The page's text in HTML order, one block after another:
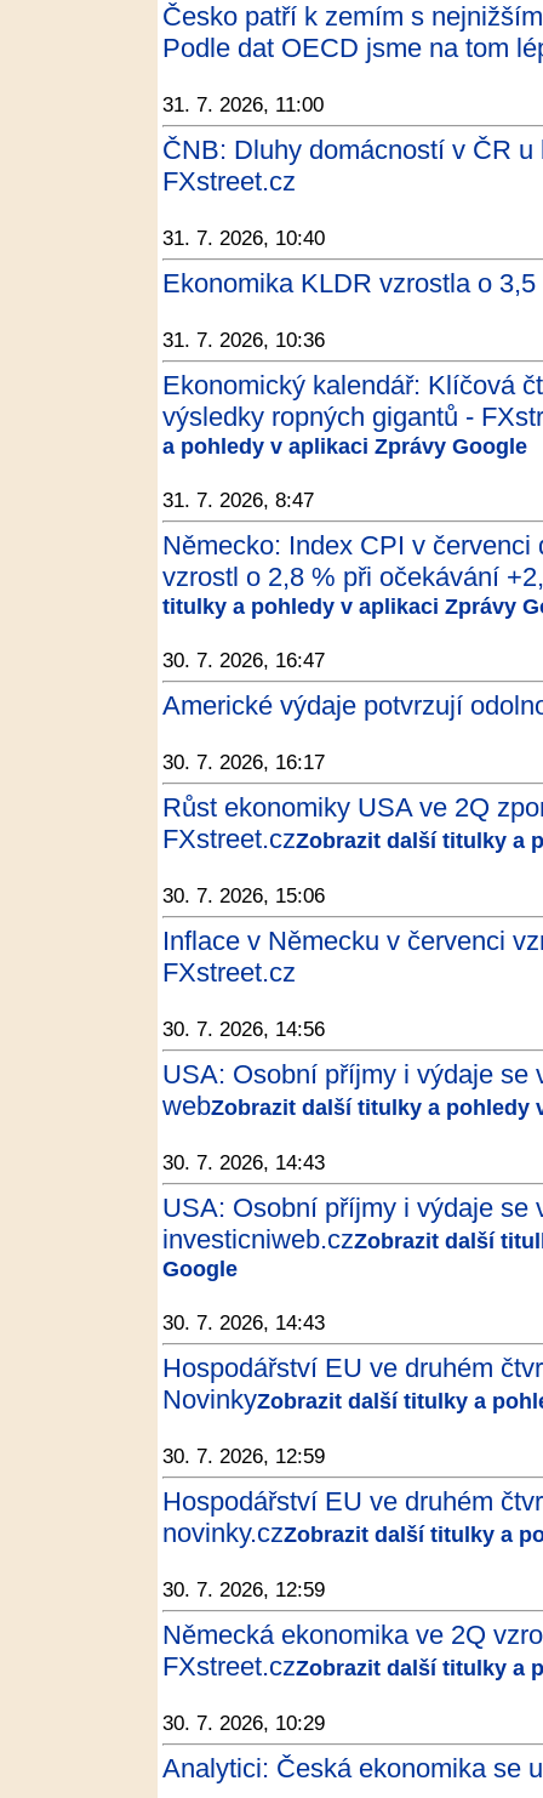
Česko patří k zemím s
Podle dat OECD jsme na tom
31. 7. 2026, 11:00
ČNB: Dluhy domácností v ČR
FXstreet.cz
31. 7. 2026, 10:40
Ekonomika KLDR vzrostla o
31. 7. 2026, 10:36
Ekonomický kalendář: Klíčová
výsledky ropných gigantů -
a pohledy v aplikaci Zprávy Google
31. 7. 2026, 8:47
Německo: Index CPI v
vzrostl o 2,8 % při očekávání
titulky a pohledy v aplikaci Zprávy
30. 7. 2026, 16:47
Americké výdaje potvrzují
30. 7. 2026, 16:17
Růst ekonomiky USA ve 2Q
FXstreet.czZobrazit další titulky a
30. 7. 2026, 15:06
Inflace v Německu v červenci
FXstreet.cz
30. 7. 2026, 14:56
USA: Osobní příjmy i výdaje se
webZobrazit další titulky a pohledy
30. 7. 2026, 14:43
USA: Osobní příjmy i výdaje se
investicniweb.czZobrazit další
Google
30. 7. 2026, 14:43
Hospodářství EU ve druhém
NovinkyZobrazit další titulky a
30. 7. 2026, 12:59
Hospodářství EU ve druhém
novinky.czZobrazit další titulky a
30. 7. 2026, 12:59
Německá ekonomika ve 2Q
FXstreet.czZobrazit další titulky a
30. 7. 2026, 10:29
Analytici: Česká ekonomika se